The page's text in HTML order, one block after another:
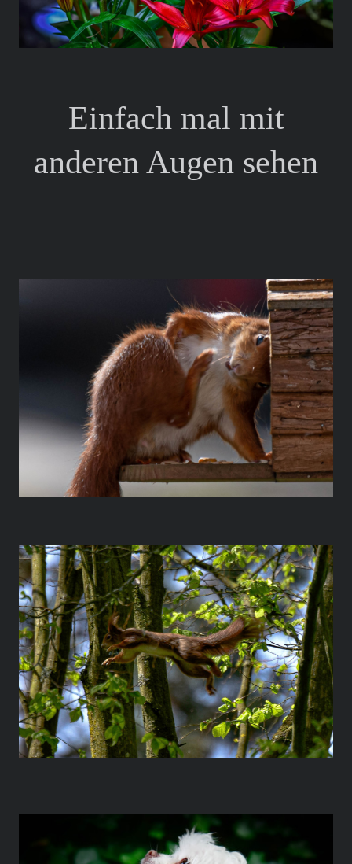
Einfach mal mit
anderen Augen sehen